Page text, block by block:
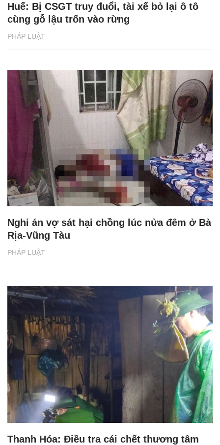
PHÁP LUẬT
Huế: Bị CSGT truy đuổi, tài xế bỏ lại ô tô
cùng gỗ lậu trốn vào rừng
PHÁP LUẬT
Nghi án vợ sát hại chồng lúc nửa đêm ở Bà
Rịa-Vũng Tàu
Thanh Hóa: Điều tra cái chết thương tâm